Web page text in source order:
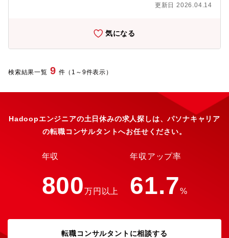
便利機能を集めたポータルサイト）サービス紹介
タレイク設計・運用、ETL/ELTプロセスの設計・開発、データ品
て関与できる。・LLM・生成AI・マルチモーダル処理・RAGシス
テムといった最新技術を活用し、学習データ準備や革新的なデー
タ処理領域に携わることで、専門性と技術力を大きく高められ
る。・データサイエンティストやビジネス部門と連携して課題解
決に貢献しつつ、金融機関特有のドメイン知識や、データセキュ
可 ※出社可能エリアに居住していることが条件・フルフレック
Mac / Windows 選択可・自分で選べる 5営業日連続有給制度・本
社ビル内 社員食堂あり・業務時間内の技術コミュニティ / アイデ
す。また、当社のプロジェクトはほぼ全てが直請けであり、エン
で実行できます。【プロジェクト体制】2名～6名程度でチーミン
グ【具体的な業務内容】・金融機関向けのデータ基盤・AI活用基
盤の構築プロジェクトにおけるアーキテクチャ設計および全体推
ータアーキテクチャ設計のリード・データ基盤構築フェーズにお
および導入支援・Snowflake、Databricksなどの主要基盤技術を
活用した設計方針の策定および開発チームへの技術支援・AI・デ
ータサイエンス領域との連携による分析基盤整備、AIガバナン
ス・セキュリティ設計の推進・複数プロジェクトを横断したアー
キテクチャ標準化およびナレッジ共有の促進・自社プロダクト
ゼーション推進【プロジェクト事例】・証券会社様におけるデジ
券会社様・信託銀行・銀行、金融HD様などでのAI人材育成の推
進、データ活用CoE組織・銀行様におけるAutoMLツールの比較検
（同社プロダクトTrust GenGAを活用）・生成AI等を活用したレ
更新日 2026.04.14
気になる
検索結果一覧 9 件（1～9件表示）
Hadoopエンジニアの土日休みの求人探しは、パソナキャリア
の転職コンサルタントへお任せください。
年収
800万円以上
年収アップ率
61.7%
転職コンサルタントに相談する